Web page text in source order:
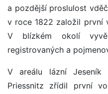
a pozdější proslulost
v roce 1822 založil první
V blízkém okolí
registrovaných a
V areálu lázní
Priessnitz zřídil první